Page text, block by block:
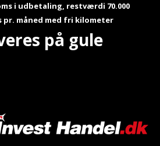
i udbetaling, restværdi 70.000
pr. måned med fri kilometer
på gule